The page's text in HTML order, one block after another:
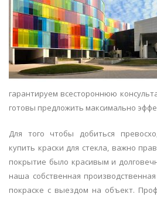
гарантируем всестороннюю
готовы предложить максимально
Для того чтобы добиться
купить краски для стекла, важно
покрытие было красивым и
наша собственная
покраске с выездом на объект.